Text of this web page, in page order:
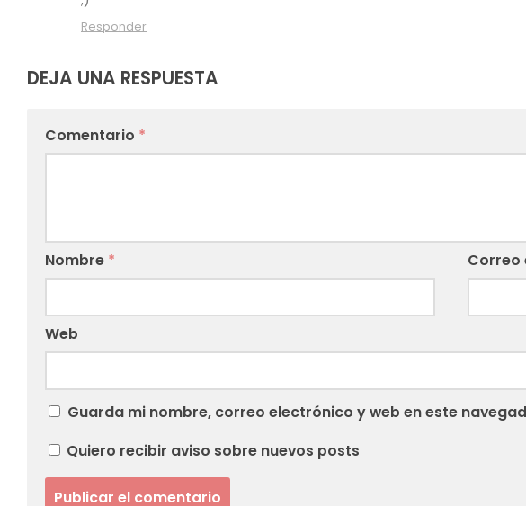
Responder
DEJA UNA RESPUESTA
Comentario *
Nombre * Correo
Web
Guarda mi nombre, correo electrónico y web en este
Quiero recibir aviso sobre nuevos posts